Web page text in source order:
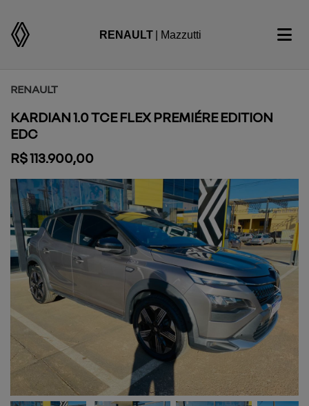
RENAULT | Mazzutti
RENAULT
KARDIAN 1.0 TCE FLEX PREMIÉRE EDITION
EDC
R$ 113.900,00
Previous Next